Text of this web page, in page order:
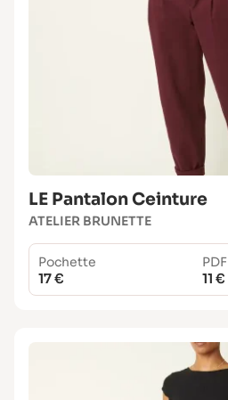
LE Pantalon Ceinture
ATELIER BRUNETTE
Pochette
17 €
PDF
11 €